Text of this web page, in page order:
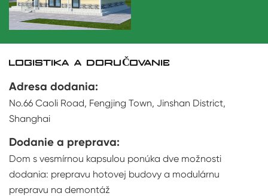
LOGISTIKA A DORUČOVANIE
Adresa dodania:
No.66 Caoli Road, Fengjing Town, Jinshan District,
Shanghai
Dodanie a preprava:
Dom s vesmírnou kapsulou ponúka dve možnosti
dodania: prepravu hotovej budovy a modulárnu
prepravu na demontáž